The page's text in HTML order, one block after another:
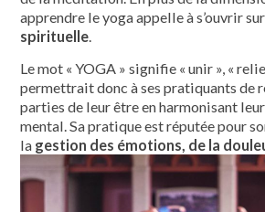
apprendre le yoga appelle à s’ouvrir
spirituelle.
Le mot « YOGA » signifie « unir », «
permettrait donc à ses pratiquants de
parties de leur être en harmonisant
mental. Sa pratique est réputée pour
la gestion des émotions, de la